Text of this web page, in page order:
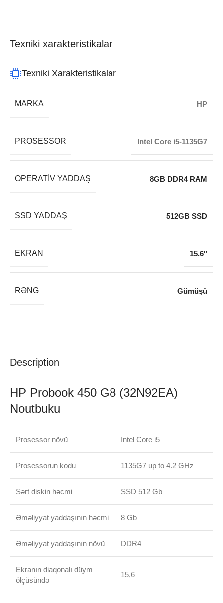
Description
HP Probook 450 G8 (32N92EA)
Noutbuku
Prosessor növü Intel Core i5
Prosessorun kodu 1135G7 up to 4.2 GHz
Sərt diskin həcmi SSD 512 Gb
Əməliyyat yaddaşının həcmi 8 Gb
Əməliyyat yaddaşının növü DDR4
Ekranın diaqonalı düym
ölçüsündə
15,6
Texniki xarakteristikalar
Texniki Xarakteristikalar
MARKA HP
PROSESSOR Intel Core i5-1135G7
OPERATIV YADDAŞ 8GB DDR4 RAM
SSD YADDAŞ 512GB SSD
EKRAN 15.6″
RƏNG Gümüşü